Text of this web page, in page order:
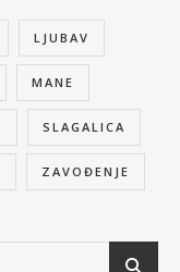
LJUBAV
MANE
SLAGALICA
ZAVOĐENJE